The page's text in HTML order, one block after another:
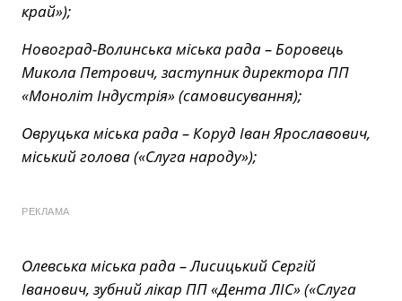
край»);
Новоград-Волинська міська рада – Боровець
Микола Петрович, заступник директора ПП
«Моноліт Індустрія» (самовисування);
Овруцька міська рада – Коруд Іван Ярославович,
міський голова («Слуга народу»);
РЕКЛАМА
Олевська міська рада – Лисицький Сергій
Іванович, зубний лікар ПП «Дента ЛІС» («Слуга